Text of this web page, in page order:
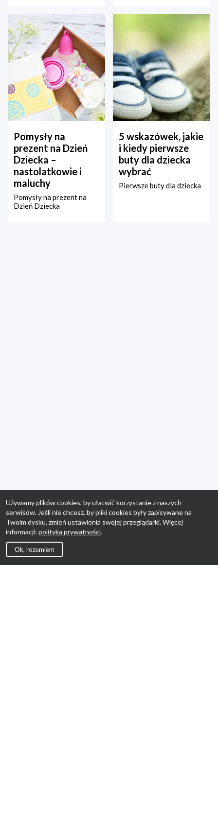
Pomysły na
prezent na Dzień
Dziecka –
nastolatkowie i
maluchy
Pomysły na prezent na
Dzień Dziecka
5 wskazówek, jakie
i kiedy pierwsze
buty dla dziecka
wybrać
Pierwsze buty dla dziecka
Używamy plików cookies, by ułatwić korzystanie z naszych
serwisów. Jeśli nie chcesz, by pliki cookies były zapisywane na
Twoim dysku, zmień ustawienia swojej przeglądarki. Więcej
informacji: polityka prywatności.
Ok, rozumiem